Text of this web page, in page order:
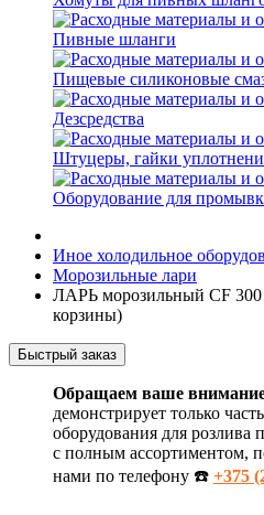
Пивные шланги
Пищевые силиконовые
Дезсредства
Штуцеры, гайки
Оборудование для
Иное холодильное
Морозильные лари
ЛАРЬ морозильный CF
корзины)
Быстрый заказ
Обращаем ваше
демонстрирует только
оборудования для розлива
с полным ассортиментом,
нами по телефону ☎️ +375